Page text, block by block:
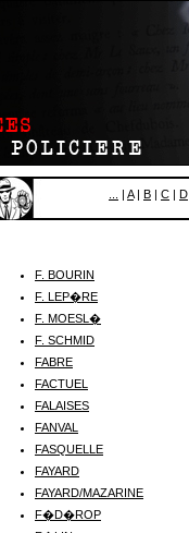
| A| B | C | D
F. BOURIN
F. LEP�RE
F. MOESL�
F. SCHMID
FABRE
FACTUEL
FALAISES
FANVAL
FASQUELLE
FAYARD
FAYARD/MAZARINE
F�D�ROP